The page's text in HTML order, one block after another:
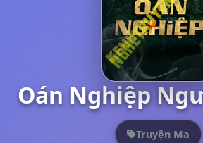
Oán Nghiệp
Truyện Ma